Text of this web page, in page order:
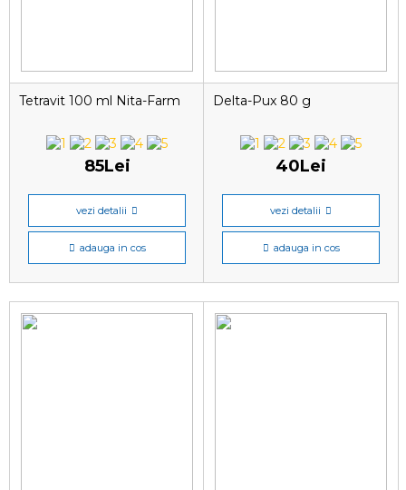
Tetravit 100 ml Nita-Farm
85Lei
vezi detalii
adauga in cos
Delta-Pux 80 g
40Lei
vezi detalii
adauga in cos